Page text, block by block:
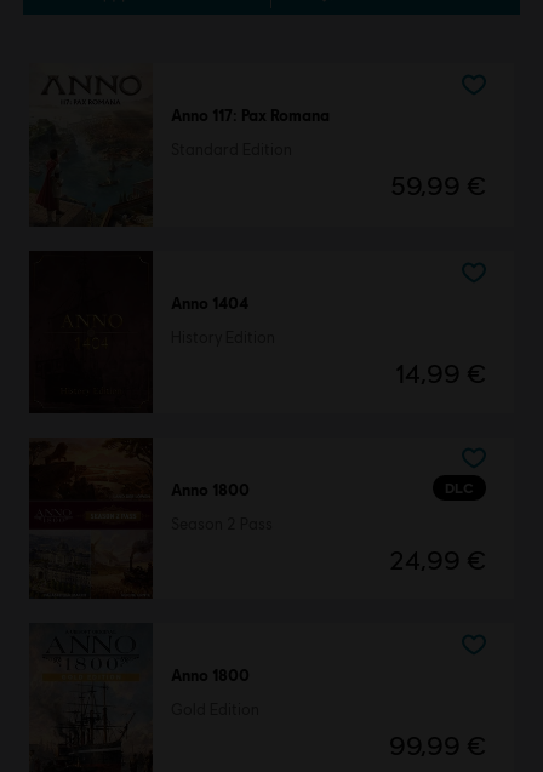
Anno 117: Pax Romana
59,99 €
Anno 1404
14,99 €
DLC
Anno 1800
24,99 €
Anno 1800
99,99 €